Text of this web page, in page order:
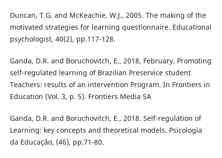
Duncan, T.G. and McKeachie, W.J., 2005. The making of the
motivated strategies for learning questionnaire. Educational
psychologist, 40(2), pp.117-128.
Ganda, D.R. and Boruchovitch, E., 2018, February. Promoting
self-regulated learning of Brazilian Preservice student
Teachers: results of an intervention Program. In Frontiers in
Education (Vol. 3, p. 5). Frontiers Media SA
Ganda, D.R. and Boruchovitch, E., 2018. Self-regulation of
Learning: key concepts and theoretical models. Psicologia
da Educação, (46), pp.71-80.